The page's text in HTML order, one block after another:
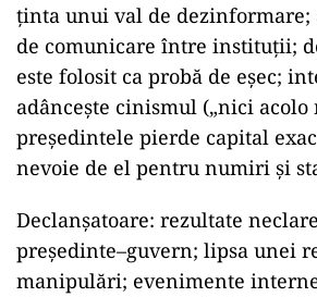
ținta unui val de
de comunicare între instituții;
este folosit ca probă de eșec;
adâncește cinismul („nici acolo
președintele pierde capital
nevoie de el pentru numiri și
Declanșatoare: rezultate
președinte–guvern; lipsa unei
manipulări; evenimente